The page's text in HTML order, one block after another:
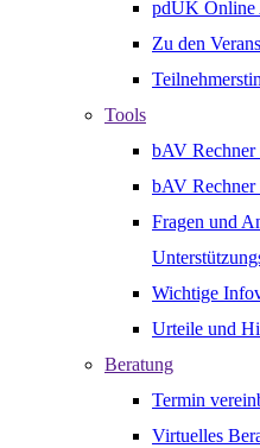
pdUK Online
Zu den
Tools
bAV
bAV
Fragen und
Wichtige
Urteile und
Beratung
Termin
Virtuelles